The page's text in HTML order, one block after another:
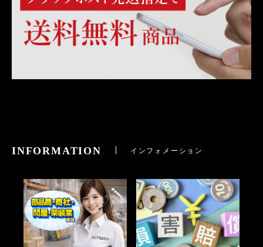
INFORMATION インフォメーション